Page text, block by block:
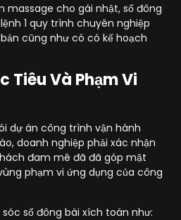
massage cho gái nhật, số đông
1 quy trình chuyên nghiệp
cũng như có có kế hoạch
Tiêu Và Phạm Vi
dự án công trình vận hành
doanh nghiệp phải xác nhận
đam mê đã đã góp mặt
phạm vi ứng dụng của công
số đông bài xích toán như: